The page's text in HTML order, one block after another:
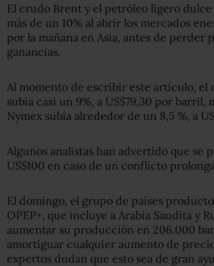
El crudo Brent y el petróleo ligero dulce
más de un 10% al abrir los mercados
por la mañana en Asia, antes de perder
ganancias.
Al momento de escribir este artículo, el
subía casi un 9%, a US$79,30 por barril,
Nymex subía alrededor de un 8,5 %, a
Algunos analistas han advertido que se
US$100 en caso de un conflicto
El domingo, el grupo de países
OPEP+, que incluye a Arabia Saudita y
aumentar su producción en 206.000
amortiguar cualquier aumento de
expertos dudan que esto sea de gran